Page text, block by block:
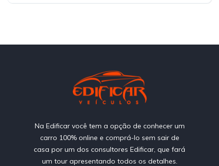
Na Edificar você tem a opção de conhecer um
carro 100% online e comprá-lo sem sair de
casa por um dos consultores Edificar, que fará
um tour apresentando todos os detalhes.